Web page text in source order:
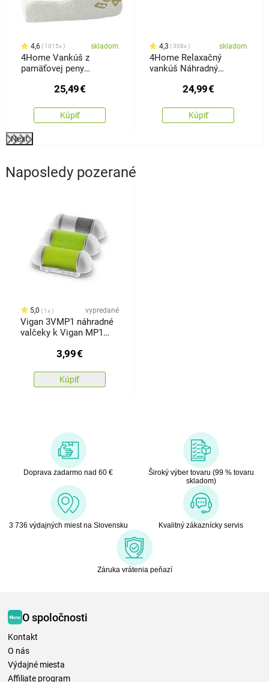
4,6 1015x skladom
4Home Vankúš z
pamäťovej peny
25,49€
Kúpiť
4,3 308x skladom
4Home Relaxačný
vankúš Náhradný
peny Bamboo, 45 x 120
24,99€
Kúpiť
Next
Naposledy pozerané
5,0 1x vypredané
Vigan 3VMP1 náhradné
valčeky k Vigan MP1
3,99€
Kúpiť
Doprava zadarmo nad 60 €
Široký výber tovaru (99 % tovaru
skladom)
3 736 výdajných miest na Slovensku Kvalitný zákaznícky servis
Záruka vrátenia peňazí
O spoločnosti
Kontakt
O nás
Výdajné miesta
Affiliate program